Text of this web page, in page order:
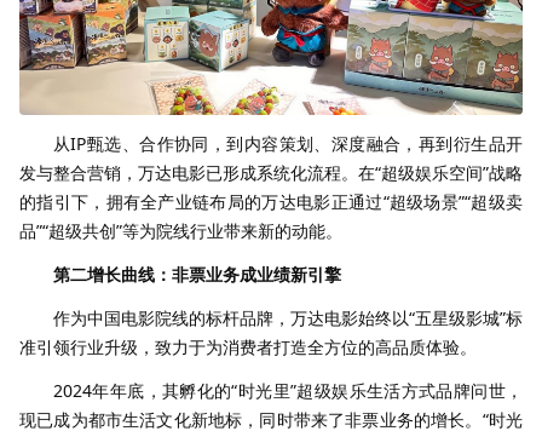
从IP甄选、合作协同，到内容策划、深度融合，再到衍生品开
发与整合营销，万达电影已形成系统化流程。在“超级娱乐空间”战略
的指引下，拥有全产业链布局的万达电影正通过“超级场景”“超级卖
品”“超级共创”等为院线行业带来新的动能。
第二增长曲线：非票业务成业绩新引擎
作为中国电影院线的标杆品牌，万达电影始终以“五星级影城”标
准引领行业升级，致力于为消费者打造全方位的高品质体验。
2024年年底，其孵化的“时光里”超级娱乐生活方式品牌问世，
现已成为都市生活文化新地标，同时带来了非票业务的增长。“时光